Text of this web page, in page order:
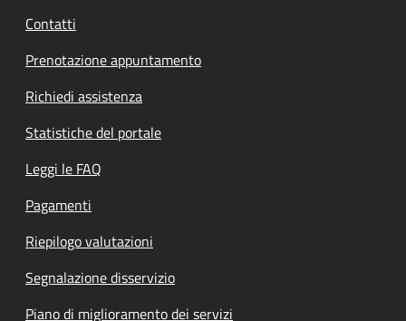
Contatti
Prenotazione appuntamento
Richiedi assistenza
Statistiche del portale
Leggi le FAQ
Pagamenti
Riepilogo valutazioni
Segnalazione disservizio
Piano di miglioramento dei servizi